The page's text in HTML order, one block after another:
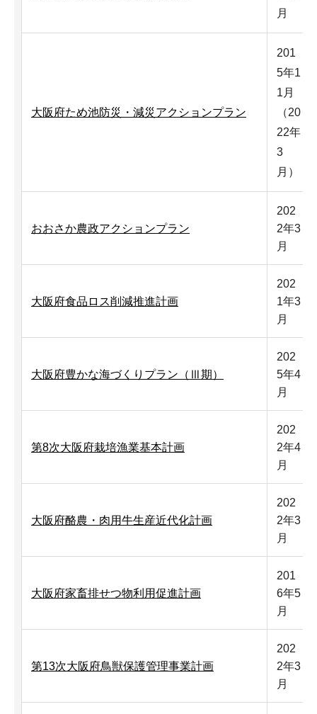
月
大阪府ため池防災・減災アクションプラン
201
5年1
1月
（20
22年
3
月）
おおさか農政アクションプラン
202
2年3
月
大阪府食品ロス削減推進計画
202
1年3
月
大阪府豊かな海づくりプラン（Ⅲ期）
202
5年4
月
第8次大阪府栽培漁業基本計画
202
2年4
月
大阪府酪農・肉用牛生産近代化計画
202
2年3
月
大阪府家畜排せつ物利用促進計画
201
6年5
月
第13次大阪府鳥獣保護管理事業計画
202
2年3
月